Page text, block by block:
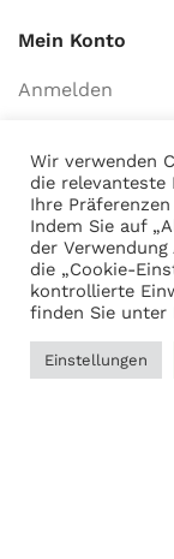
Mein Konto
Anmelden
Adresse
Martin Gasch
0209-
Wir verwenden
die
Ihre
Indem Sie auf
der
die „Cookie-
kontrollierte
finden Sie unter
Einstellungen